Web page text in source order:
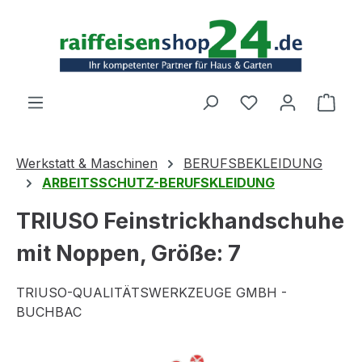
Werkstatt & Maschinen
BERUFSBEKLEIDUNG
ARBEITSSCHUTZ-BERUFSKLEIDUNG
TRIUSO Feinstrickhandschuhe
mit Noppen, Größe: 7
TRIUSO-QUALITÄTSWERKZEUGE GMBH -
BUCHBAC